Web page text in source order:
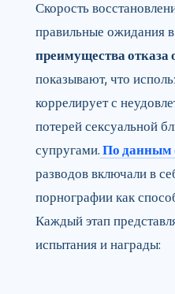
Скорость
правильные ожидания
преимущества отказа
показывают, что
коррелирует с
потерей сексуальной
супругами. По данным
разводов включали в
порнографии как
Каждый этап
испытания и награды: